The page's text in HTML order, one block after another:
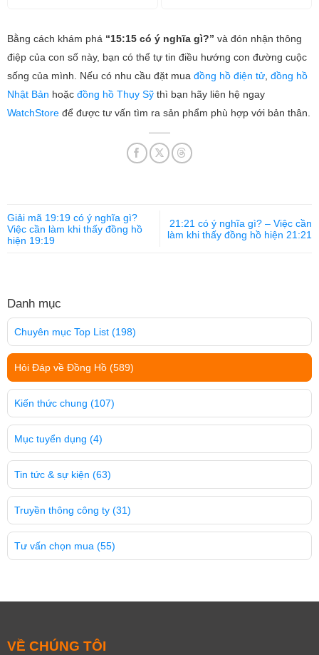
Bằng cách khám phá “15:15 có ý nghĩa gì?” và đón nhận thông
điệp của con số này, bạn có thể tự tin điều hướng con đường cuộc
sống của mình. Nếu có nhu cầu đặt mua đồng hồ điện tử, đồng hồ
Nhật Bản hoặc đồng hồ Thụy Sỹ thì bạn hãy liên hệ ngay
WatchStore để được tư vấn tìm ra sản phẩm phù hợp với bản thân.
Giải mã 19:19 có ý nghĩa gì?
Việc cần làm khi thấy đồng hồ
hiện 19:19
21:21 có ý nghĩa gì? – Việc cần
làm khi thấy đồng hồ hiện 21:21
Danh mục
Chuyên mục Top List (198)
Hỏi Đáp về Đồng Hồ (589)
Kiến thức chung (107)
Mục tuyển dụng (4)
Tin tức & sự kiện (63)
Truyền thông công ty (31)
Tư vấn chọn mua (55)
VỀ CHÚNG TÔI